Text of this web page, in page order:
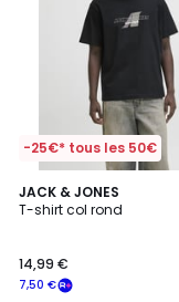
-25€* tous les 50€
JACK & JONES
T-shirt col rond
7,50 €
14,99 €
5
/
2
Couleurs